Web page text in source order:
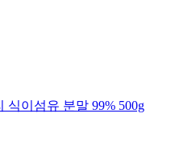
식이섬유 분말 99% 500g